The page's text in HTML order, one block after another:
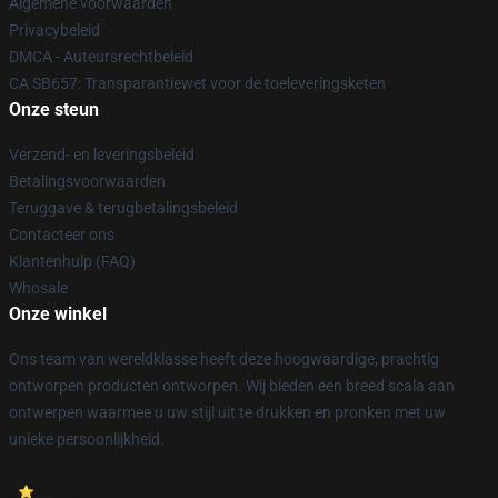
Privacybeleid
DMCA - Auteursrechtbeleid
CA SB657: Transparantiewet voor de toeleveringsketen
Onze steun
Verzend- en leveringsbeleid
Betalingsvoorwaarden
Teruggave & terugbetalingsbeleid
Contacteer ons
Klantenhulp (FAQ)
Whosale
Onze winkel
Ons team van wereldklasse heeft deze hoogwaardige, prachtig
ontworpen producten ontworpen. Wij bieden een breed scala aan
ontwerpen waarmee u uw stijl uit te drukken en pronken met uw
unieke persoonlijkheid.